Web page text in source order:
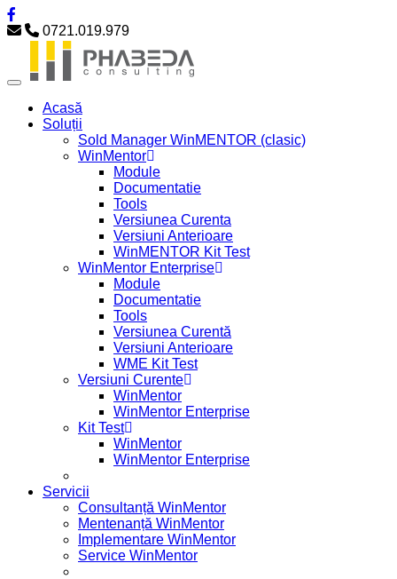
0721.019.979
Acasă
Soluții
Sold Manager WinMENTOR (clasic)
WinMentor
Module
Documentatie
Tools
Versiunea Curenta
Versiuni Anterioare
WinMENTOR Kit Test
WinMentor Enterprise
Module
Documentatie
Tools
Versiunea Curentă
Versiuni Anterioare
WME Kit Test
Versiuni Curente
WinMentor
WinMentor Enterprise
Kit Test
WinMentor
WinMentor Enterprise
Servicii
Consultanță WinMentor
Mentenanță WinMentor
Implementare WinMentor
Service WinMentor